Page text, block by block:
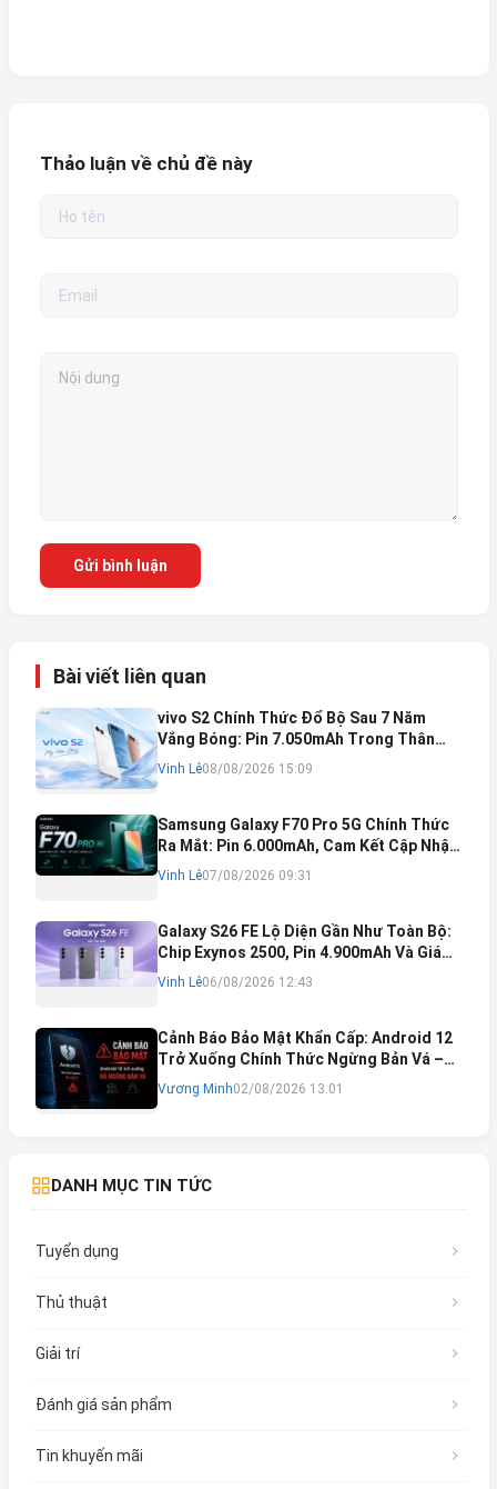
Thảo luận về chủ đề này
Gửi bình luận
Bài viết liên quan
vivo S2 Chính Thức Đổ Bộ Sau 7 Năm
Vắng Bóng: Pin 7.050mAh Trong Thân
Máy Mỏng Nhẹ Khó Tin
Vinh Lê08/08/2026 15:09
Samsung Galaxy F70 Pro 5G Chính Thức
Ra Mắt: Pin 6.000mAh, Cam Kết Cập Nhật
Phần Mềm 6 Năm
Vinh Lê07/08/2026 09:31
Galaxy S26 FE Lộ Diện Gần Như Toàn Bộ:
Chip Exynos 2500, Pin 4.900mAh Và Giá
Bán Dự Kiến
Vinh Lê06/08/2026 12:43
Cảnh Báo Bảo Mật Khẩn Cấp: Android 12
Trở Xuống Chính Thức Ngừng Bản Vá –
Rủi Ro Mất Tài Khoản Ngân Hàng & Cách
Khắc Phục
Vương Minh02/08/2026 13:01
DANH MỤC TIN TỨC
Tuyển dụng
Thủ thuật
Giải trí
Đánh giá sản phẩm
Tin khuyến mãi